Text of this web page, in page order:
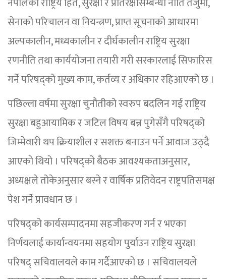
सेनाको परिचालन वा नियन्त्रण, प्राप्त सूचनाको आधारमा
अल्पकालीन, मध्यकालीन र दीर्घकालीन राष्ट्रिय सुरक्षा
रणनीति तथा कार्ययोजना तयारी गरी सरकारलाई सिफारिस
गर्ने परिषद्को मुख्य काम, कर्तव्य र अधिकार रहिआएको छ ।
पछिल्ला वर्षमा सुरक्षा चुनौतीको स्वरुप बदलिन गई राष्ट्रिय
सुरक्षा बहुआयामिक र जटिल विषय बन्न पुगेसँगै परिषद्को
जिम्मेवारी थप क्रियाशील र सशक्त बनाउन पर्ने आवाज उठ्दै
आएको थियो । परिषद्को बैठक आवश्यकताअनुसार,
अध्यक्षले तोकेअनुसार बस्ने र वार्षिक प्रतिवेदन राष्ट्रपतिसमक्ष
पेश गर्ने प्रावधान छ ।
परिषद्को कार्यसम्पादनमा सहजीकरण गर्न र भएका
निर्णयलाई कार्यान्वयनमा सहयोग पुर्याउन राष्ट्रिय सुरक्षा
परिषद् सचिवालयले काम गर्दैआएको छ । सचिवालयले